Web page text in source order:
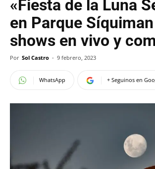
«Fiesta de la Luna
en Parque
shows en vivo y
Por Sol Castro - 9 febrero, 2023
WhatsApp + Seguinos en